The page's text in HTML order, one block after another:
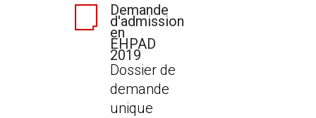
Demande
d'admission
en
EHPAD
2019
Dossier de
demande
unique